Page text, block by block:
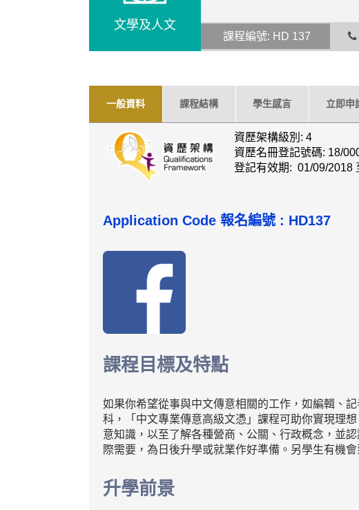
文學及人文
課程編號: HD 137
一般資料 課程結構 學生感言 立即申
資歷架構級別: 4
資歷名冊登記號碼: 18/
登記有效期: 01/09/2018
Application Code 報名編號 : HD137
課程目標及特點
如果你希望從事與中文傳意相關的工作，如編輯、
科，「中文專業傳意高級文憑」課程可助你實現理
意知識，以至了解各種營商、公關、行政概念，並
際需要，為日後升學或就業作好準備。另學生有機
升學前景